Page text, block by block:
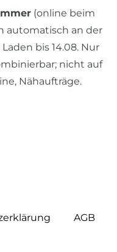
(online beim
automatisch an der
Laden bis 14.08. Nur
nicht auf
Nähaufträge.
AGB